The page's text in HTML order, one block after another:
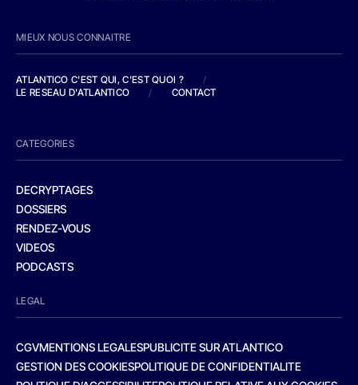
MIEUX NOUS CONNAITRE
ATLANTICO C'EST QUI, C'EST QUOI ?
/
LE RESEAU D'ATLANTICO
/ CONTACT
CATEGORIES
DECRYPTAGES
DOSSIERS
RENDEZ-VOUS
VIDEOS
PODCASTS
LEGAL
CGVMENTIONS LEGALESPUBLICITE SUR ATLANTICO
GESTION DES COOKIESPOLITIQUE DE CONFIDENTIALITE